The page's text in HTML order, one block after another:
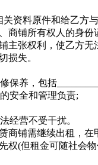
资料原件和给乙方
商铺所有权人的身份
主张权利，使乙方无
损失。
养，包括
安全和管理负责;
经营不受干扰。
铺需继续出租，在
权(但租金可随社会